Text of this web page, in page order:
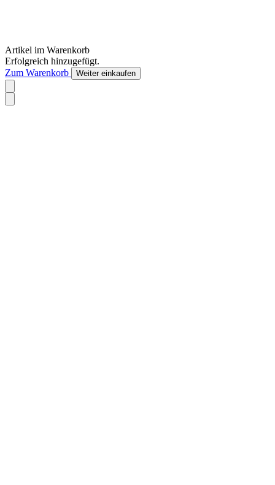
Artikel im Warenkorb
Erfolgreich hinzugefügt.
Zum Warenkorb
Weiter einkaufen